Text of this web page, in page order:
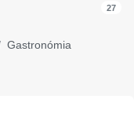
27
Gastronómia